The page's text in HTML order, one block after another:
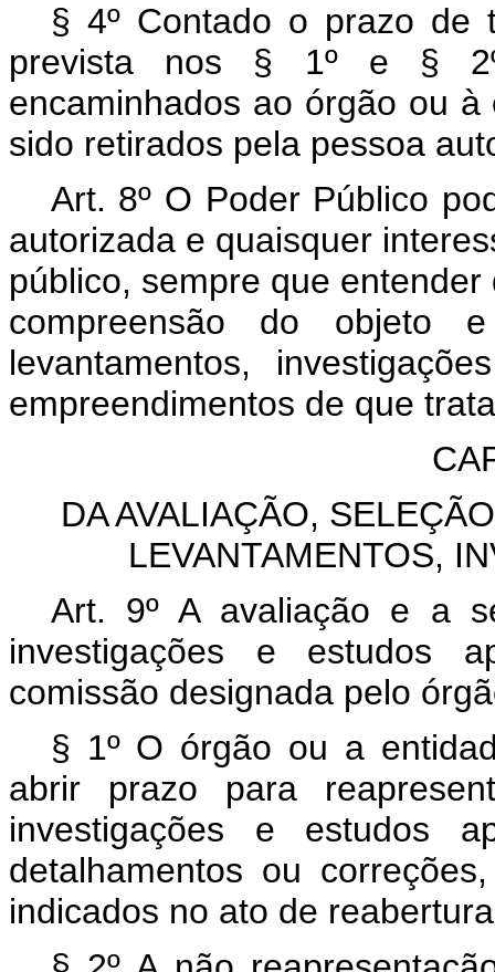
§ 4º Contado o prazo de
prevista nos § 1º e §
encaminhados ao órgão ou
sido retirados pela pessoa
Art. 8º O Poder Público
autorizada e quaisquer
público, sempre que
compreensão do objeto
levantamentos,
empreendimentos de que
DA AVALIAÇÃO,
LEVANTAMENTOS,
Art. 9º A avaliação e a
investigações e estudos
comissão designada pelo
§ 1º O órgão ou a
abrir prazo para
investigações e estudos
detalhamentos ou
indicados no ato de